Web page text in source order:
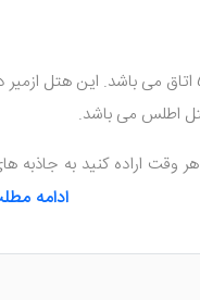
اطلس می باشد.
اراده کنید به
هتل آشنا خواهید شد.ادامه